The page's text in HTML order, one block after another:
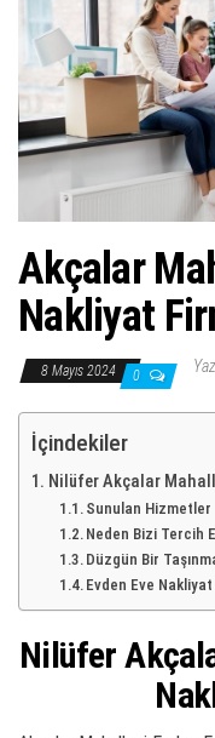
Akçalar
Nakliyat
8 Mayıs 2024 0
İçindekiler
Nilüfer Akçalar
Sunulan Hizmetler
Neden Bizi Tercih
Düzgün Bir
Evden Eve
Nilüfer